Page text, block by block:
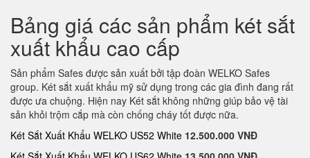
Bảng giá các sản phẩm két sắt
xuất khẩu cao cấp
Sản phẩm Safes được sản xuất bởi tập đoàn WELKO Safes
group. Két sắt xuất khẩu mỹ sử dụng trong các gia đình đang rất
được ưa chuộng. Hiện nay Két sắt không những giúp bảo vệ tài
sản khỏi trộm cắp mà còn chống cháy tốt được nữa.
Két Sắt Xuất Khẩu WELKO US52 White 12.500.000 VNĐ